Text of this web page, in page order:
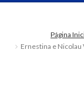
Dados Gerais
Página
Ernestina e Nicolau